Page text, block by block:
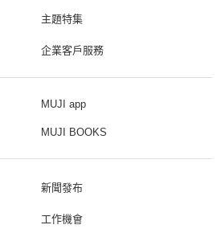
主題特集
企業客戶服務
MUJI app
MUJI BOOKS
新聞發布
工作機會